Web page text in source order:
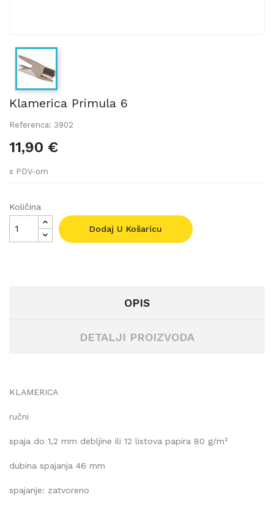
Klamerica Primula 6
Referenca: 3902
11,90 €
s PDV-om
Količina
Dodaj U Košaricu
OPIS
DETALJI PROIZVODA
KLAMERICA
ručni
spaja do 1,2 mm debljine ili 12 listova papira 80 g/m²
dubina spajanja 46 mm
spajanje: zatvoreno